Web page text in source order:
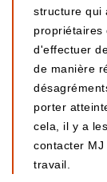
structure qui
propriétaires
d'effectuer
de manière
porter
cela, il y a
contacter
travail.